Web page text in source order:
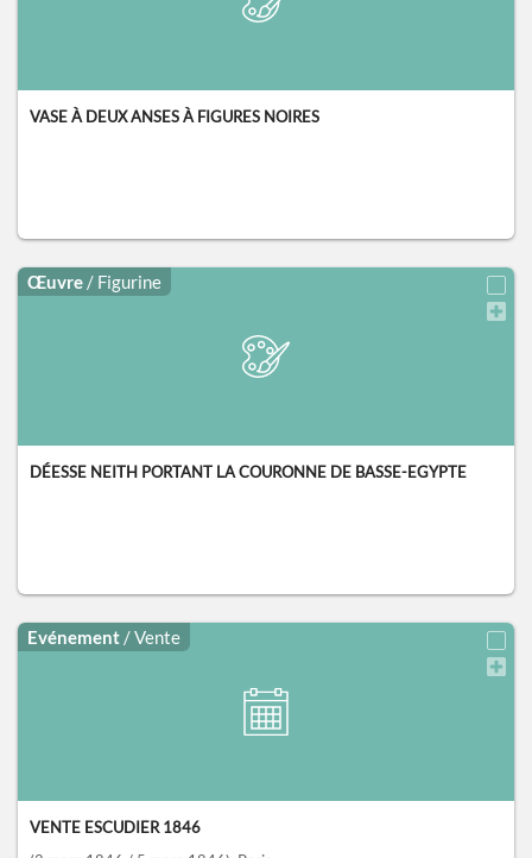
VASE À DEUX ANSES À FIGURES NOIRES
Œuvre / Figurine
DÉESSE NEITH PORTANT LA COURONNE DE BASSE-EGYPTE
Evénement / Vente
VENTE ESCUDIER 1846